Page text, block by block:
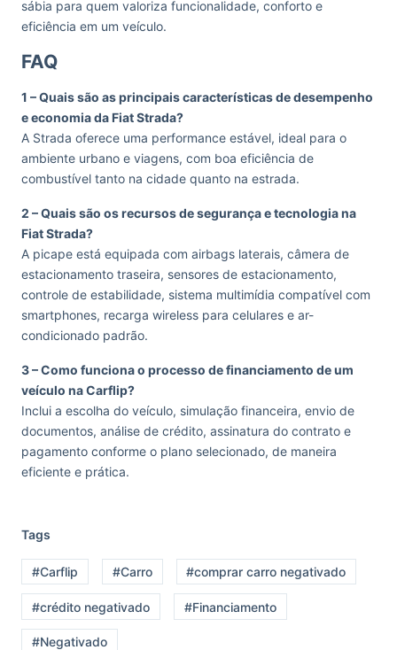
sábia para quem valoriza funcionalidade, conforto e
eficiência em um veículo.
FAQ
1 – Quais são as principais características de desempenho
e economia da Fiat Strada?
A Strada oferece uma performance estável, ideal para o
ambiente urbano e viagens, com boa eficiência de
combustível tanto na cidade quanto na estrada.
2 – Quais são os recursos de segurança e tecnologia na
Fiat Strada?
A picape está equipada com airbags laterais, câmera de
estacionamento traseira, sensores de estacionamento,
controle de estabilidade, sistema multimídia compatível com
smartphones, recarga wireless para celulares e ar-
condicionado padrão.
3 – Como funciona o processo de financiamento de um
veículo na Carflip?
Inclui a escolha do veículo, simulação financeira, envio de
documentos, análise de crédito, assinatura do contrato e
pagamento conforme o plano selecionado, de maneira
eficiente e prática.
Tags
#Carflip #Carro #comprar carro negativado
#crédito negativado #Financiamento
#Negativado